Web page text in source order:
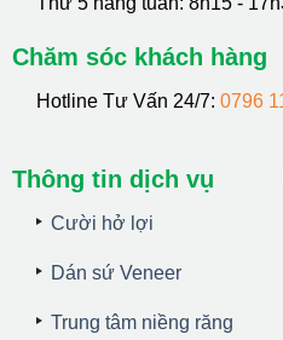
Chăm sóc khách hàng
Hotline Tư Vấn 24/7: 0796
Thông tin dịch vụ
Cười hở lợi
Dán sứ Veneer
Trung tâm niềng răng